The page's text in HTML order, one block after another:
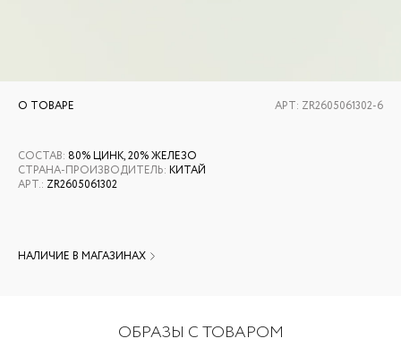
О ТОВАРЕ АРТ: ZR2605061302-6
СОСТАВ: 80% ЦИНК, 20% ЖЕЛЕЗО
СТРАНА-ПРОИЗВОДИТЕЛЬ: КИТАЙ
АРТ.: ZR2605061302
НАЛИЧИЕ В МАГАЗИНАХ
ОБРАЗЫ С ТОВАРОМ